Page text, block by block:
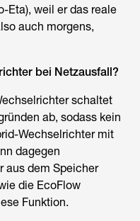
Eta), weil er das reale
auch morgens,
bei Netzausfall?
schaltet
ab, sodass kein
Wechselrichter mit
dagegen
aus dem Speicher
die EcoFlow
Funktion.